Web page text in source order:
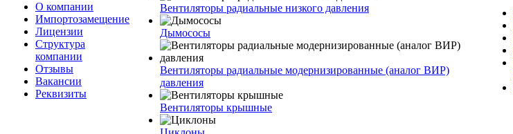
О компании
Импортозамещение
Лицензии
Структура
компании
Отзывы
Вакансии
Реквизиты
Вентиляторы радиальные низкого давления
Дымососы
Вентиляторы радиальные модернизированные (аналог ВИР)
давления
Вентиляторы крышные